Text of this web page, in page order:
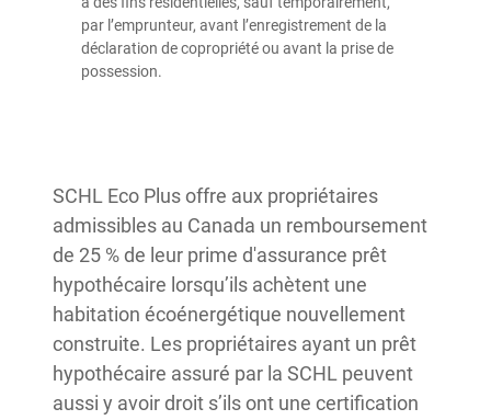
par l’emprunteur, avant l’enregistrement de la
déclaration de copropriété ou avant la prise de
possession.
SCHL Eco Plus offre aux propriétaires
admissibles au Canada un remboursement
de 25 % de leur prime d'assurance prêt
hypothécaire lorsqu’ils achètent une
habitation écoénergétique nouvellement
construite. Les propriétaires ayant un prêt
hypothécaire assuré par la SCHL peuvent
aussi y avoir droit s’ils ont une certification